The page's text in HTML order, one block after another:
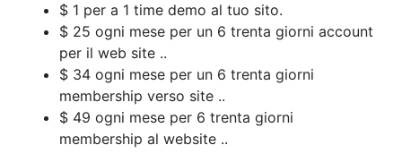
$ 1 per a 1 time demo al tuo sito.
$ 25 ogni mese per un 6 trenta giorni account
per il web site ..
$ 34 ogni mese per un 6 trenta giorni
membership verso site ..
$ 49 ogni mese per 6 trenta giorni
membership al website ..